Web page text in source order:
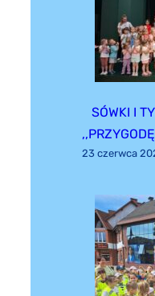
SÓWKI I
23 czerwca